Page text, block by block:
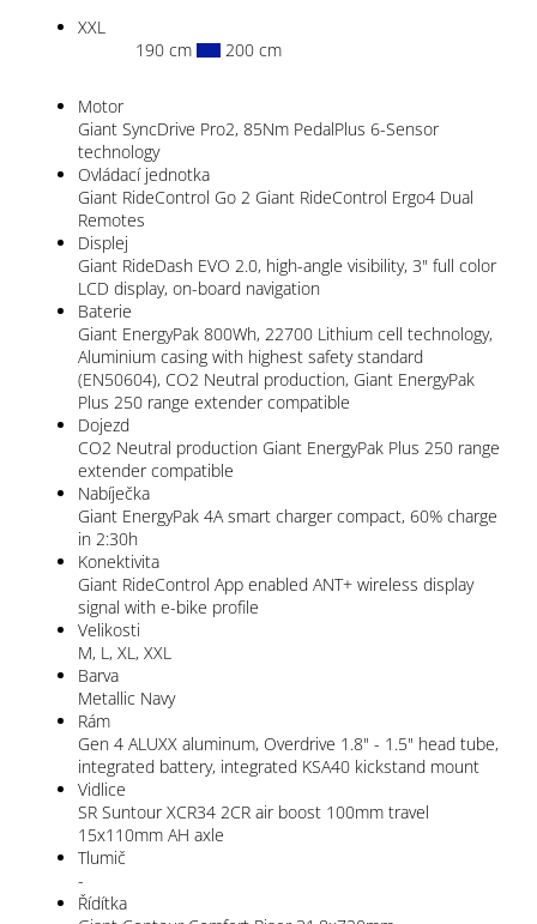
XXL
190 cm
200 cm
Motor
Giant SyncDrive Pro2, 85Nm PedalPlus 6-Sensor
technology
Ovládací jednotka
Giant RideControl Go 2 Giant RideControl Ergo4 Dual
Remotes
Displej
Giant RideDash EVO 2.0, high-angle visibility, 3" full color
LCD display, on-board navigation
Baterie
Giant EnergyPak 800Wh, 22700 Lithium cell technology,
Aluminium casing with highest safety standard
(EN50604), CO2 Neutral production, Giant EnergyPak
Plus 250 range extender compatible
Dojezd
CO2 Neutral production Giant EnergyPak Plus 250 range
extender compatible
Nabíječka
Giant EnergyPak 4A smart charger compact, 60% charge
in 2:30h
Konektivita
Giant RideControl App enabled ANT+ wireless display
signal with e-bike profile
Velikosti
M, L, XL, XXL
Barva
Metallic Navy
Rám
Gen 4 ALUXX aluminum, Overdrive 1.8" - 1.5" head tube,
integrated battery, integrated KSA40 kickstand mount
Vidlice
SR Suntour XCR34 2CR air boost 100mm travel
15x110mm AH axle
Tlumič
-
Řídítka